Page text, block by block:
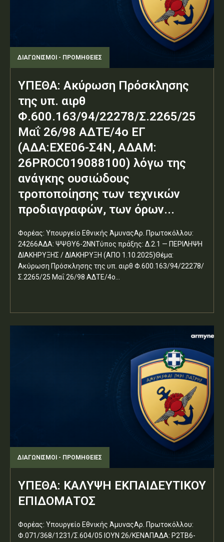
ΔΙΑΓΩΝΙΣΜΟΊ - ΠΡΟΜΉΘΕΙΕΣ
ΥΠΕΘΑ: Ακύρωση Πρόσκλησης
της υπ. αιρθ
Φ.600.163/94/22278/Σ.2265/25
Μαΐ 26/98 ΑΔΤΕ/4ο ΕΓ
(ΑΔΑ:ΕΧΕ06-Σ4Ν, ΑΔΑΜ:
26PROC019088100) λόγω της
ανάγκης ουσιώδους
τροποποίησης των τεχνικών
προδιαγραφών, των όρων...
Φορέας: Υπουργείο Εθνικής ΆμυναςΑρ. Πρωτοκόλλου:
24266ΑΔΑ: ΨΨΘΥ6-2ΝΝΤύπος πράξης: Δ.2.1 — ΠΕΡΙΛΗΨΗ
ΔΙΑΚΗΡΥΞΗΣ / ΔΙΑΚΗΡΥΞΗ (ΑΠΟ 1.10.2025)Θέμα:
Ακύρωση Πρόσκλησης της υπ. αιρθ Φ.600.163/94/22278/
Σ.2265/25 Μαΐ 26/98 ΑΔΤΕ/4ο...
ΔΙΑΓΩΝΙΣΜΟΊ - ΠΡΟΜΉΘΕΙΕΣ
ΥΠΕΘΑ: ΚΑΛΥΨΗ ΕΚΠΑΙΔΕΥΤΙΚΟΥ
ΕΠΙΔΟΜΑΤΟΣ
Φορέας: Υπουργείο Εθνικής ΆμυναςΑρ. Πρωτοκόλλου:
Φ.071/368/1231/Σ.604/05 ΙΟΥΝ 26/ΚΕΝΑΠΑΔΑ: Ρ2ΤΒ6-